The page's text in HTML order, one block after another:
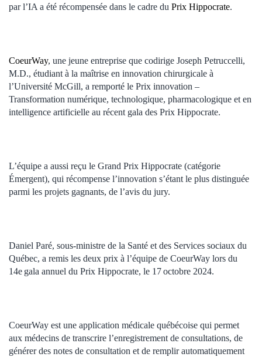
par l’IA a été récompensée dans le cadre du Prix Hippocrate.
CoeurWay, une jeune entreprise que codirige Joseph Petruccelli,
M.D., étudiant à la maîtrise en innovation chirurgicale à
l’Université McGill, a remporté le Prix innovation –
Transformation numérique, technologique, pharmacologique et en
intelligence artificielle au récent gala des Prix Hippocrate.
L’équipe a aussi reçu le Grand Prix Hippocrate (catégorie
Émergent), qui récompense l’innovation s’étant le plus distinguée
parmi les projets gagnants, de l’avis du jury.
Daniel Paré, sous-ministre de la Santé et des Services sociaux du
Québec, a remis les deux prix à l’équipe de CoeurWay lors du
14e gala annuel du Prix Hippocrate, le 17 octobre 2024.
CoeurWay est une application médicale québécoise qui permet
aux médecins de transcrire l’enregistrement de consultations, de
générer des notes de consultation et de remplir automatiquement